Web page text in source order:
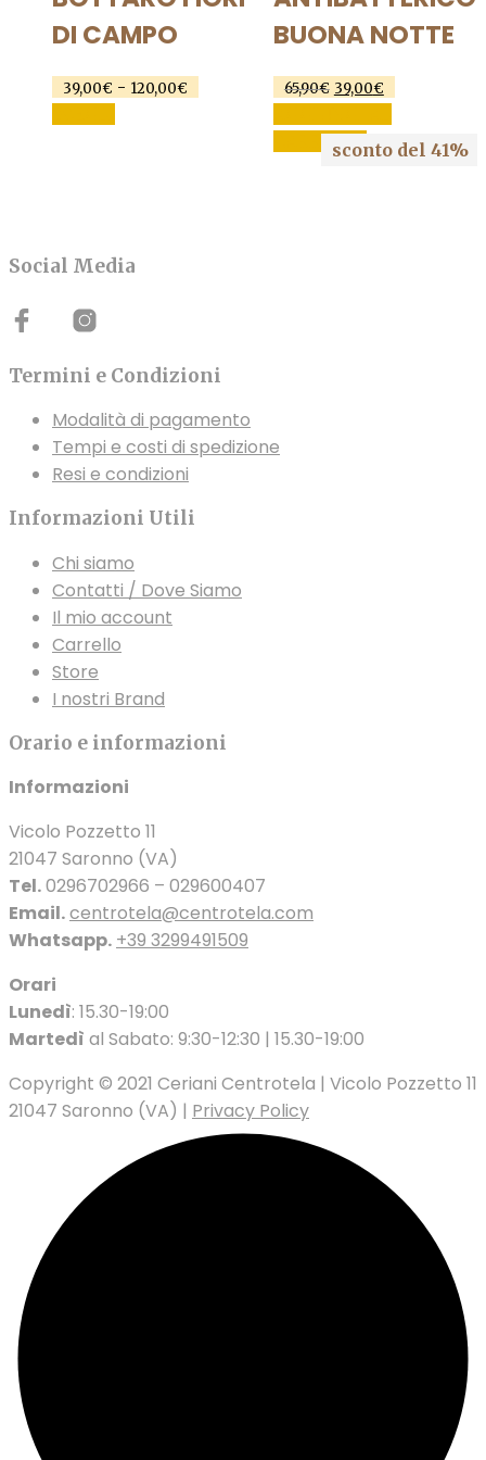
DI CAMPO
39,00€ - 120,00€Fascia
di
opzioni
nella
pagina
del
prodotto
BUONA NOTTE
65,90€Il
prezzo
originale
era:
39,00€Il
prezzo
attuale
è:
CARRELLOsconto del 41%
Social Media
Termini e Condizioni
Modalità di pagamento
Tempi e costi di spedizione
Resi e condizioni
Informazioni Utili
Chi siamo
Contatti / Dove Siamo
Il mio account
Carrello
Store
I nostri Brand
Orario e informazioni
Informazioni
Vicolo Pozzetto 11
21047 Saronno (VA)
Tel.0296702966 – 029600407
Email.centrotela@centrotela.com
Whatsapp. +39 3299491509
Orari
Lunedì: 15.30-19:00
Martedì al Sabato: 9:30-12:30 | 15.30-19:00
Copyright © 2021 Ceriani Centrotela | Vicolo Pozzetto 11
21047 Saronno (VA) | Privacy Policy